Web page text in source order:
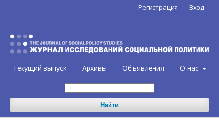
Текущий выпуск Архивы Объявления О нас
Найти
Регистрация Вход